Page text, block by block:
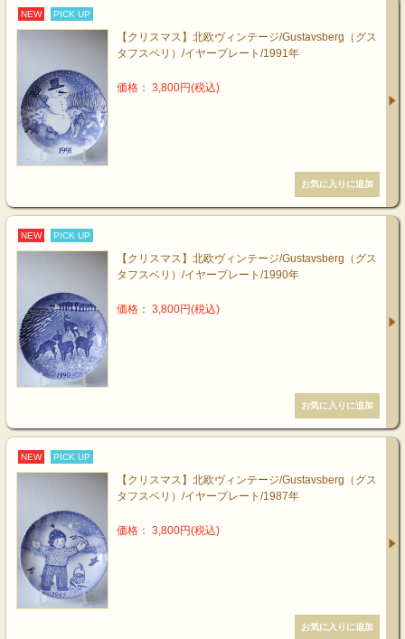
NEW PICK UP
【クリスマス】北欧ヴィンテージ/Gustavsberg（グス
タフスベリ）/イヤープレート/1991年
価格： 3,800円(税込)
NEW PICK UP
【クリスマス】北欧ヴィンテージ/Gustavsberg（グス
タフスベリ）/イヤープレート/1990年
価格： 3,800円(税込)
NEW PICK UP
【クリスマス】北欧ヴィンテージ/Gustavsberg（グス
タフスベリ）/イヤープレート/1987年
価格： 3,800円(税込)